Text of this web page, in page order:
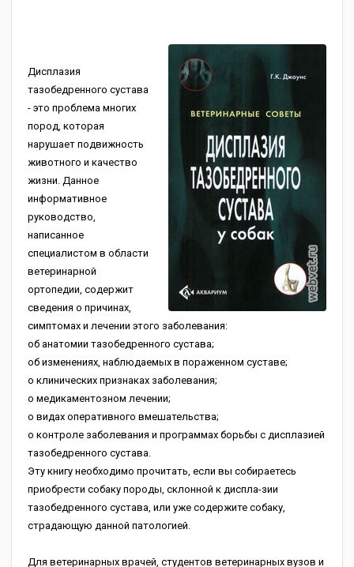
Дисплазия
тазобедренного сустава
- это проблема многих
пород, которая
нарушает подвижность
животного и качество
жизни. Данное
информативное
руководство,
написанное
специалистом в области
ветеринарной
ортопедии, содержит
сведения о причинах,
симптомах и лечении этого заболевания:
об анатомии тазобедренного сустава;
об изменениях, наблюдаемых в пораженном суставе;
о клинических признаках заболевания;
о медикаментозном лечении;
о видах оперативного вмешательства;
о контроле заболевания и программах борьбы с дисплазией
тазобедренного сустава.
Эту книгу необходимо прочитать, если вы собираетесь
приобрести собаку породы, склонной к диспла-зии
тазобедренного сустава, или уже содержите собаку,
страдающую данной патологией.
Для ветеринарных врачей, студентов ветеринарных вузов и